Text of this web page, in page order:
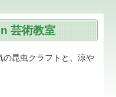
芸術教室
の昆虫クラフトと、涼や